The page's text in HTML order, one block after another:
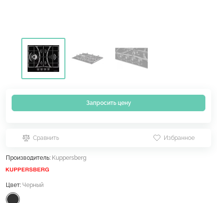
Запросить цену
Сравнить Избранное
Производитель: Kuppersberg
Цвет: Черный